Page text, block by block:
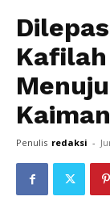
Penulis redaksi -